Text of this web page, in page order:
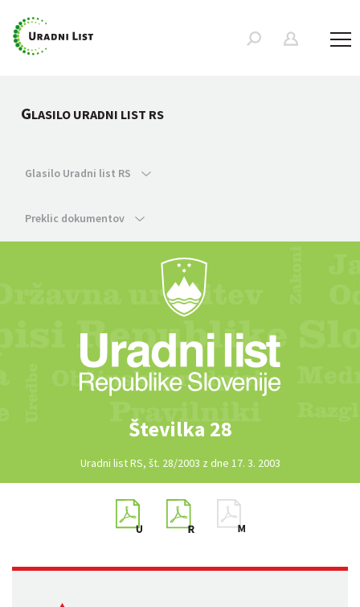
GLASILO URADNI LIST RS
Glasilo Uradni list RS
Preklic dokumentov
Številka 28
Uradni list RS, št. 28/2003 z dne 17. 3. 2003